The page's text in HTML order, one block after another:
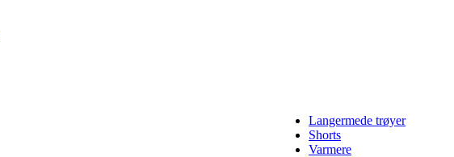
Langermede trøyer
Shorts
Varmere